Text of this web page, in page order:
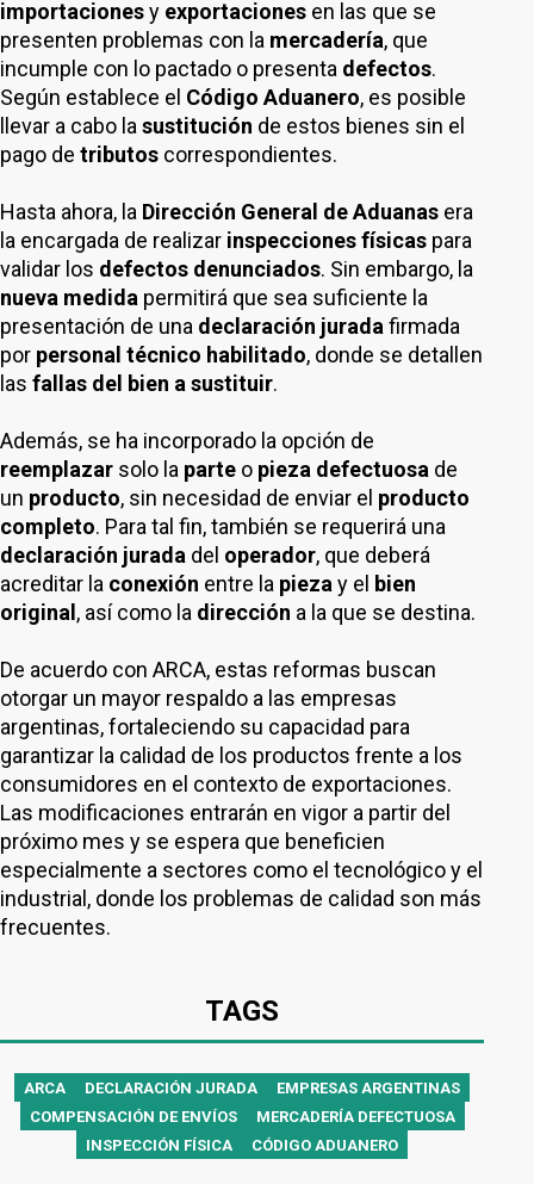
importacionesy exportaciones en las que se
presenten problemas con la mercadería, que
incumple con lo pactado o presenta defectos.
Según establece el Código Aduanero, es posible
llevar a cabo la sustitución de estos bienes sin el
pago de tributos correspondientes.
Hasta ahora, la Dirección General de Aduanas era
la encargada de realizar inspecciones físicas para
validar los defectos denunciados. Sin embargo, la
nueva medida permitirá que sea suficiente la
presentación de una declaración jurada firmada
por personal técnico habilitado, donde se detallen
las fallas del bien a sustituir.
Además, se ha incorporado la opción de
reemplazar solo la parte o pieza defectuosa de
un producto, sin necesidad de enviar el producto
completo. Para tal fin, también se requerirá una
declaración jurada del operador, que deberá
acreditar la conexión entre la pieza y el bien
original , así como la dirección a la que se destina.
De acuerdo con ARCA, estas reformas buscan
otorgar un mayor respaldo a las empresas
argentinas, fortaleciendo su capacidad para
garantizar la calidad de los productos frente a los
consumidores en el contexto de exportaciones.
Las modificaciones entrarán en vigor a partir del
próximo mes y se espera que beneficien
especialmente a sectores como el tecnológico y el
industrial, donde los problemas de calidad son más
frecuentes.
TAGS
ARCA DECLARACIÓN JURADA
EMPRESAS ARGENTINAS
COMPENSACIÓN DE ENVÍOS
MERCADERÍA DEFECTUOSA
INSPECCIÓN FÍSICA
CÓDIGO ADUANERO